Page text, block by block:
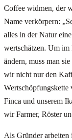
Coffee widmen, der
Name verkörpern:
alles in der Natur
wertschätzen. Um
ändern, muss man
wir nicht nur den
Wertschöpfungskette
Finca und unserem
wir Farmer, Röster
Als Gründer